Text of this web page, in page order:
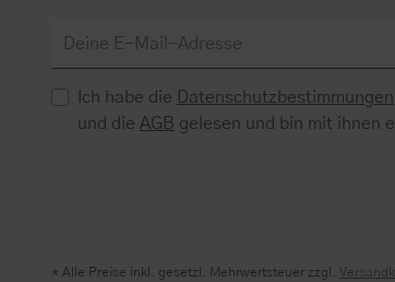
Ich habe die Datenschutzbestimmungen
und die AGB gelesen und bin mit ihnen
* Alle Preise inkl. gesetzl. Mehrwertsteuer zzgl.